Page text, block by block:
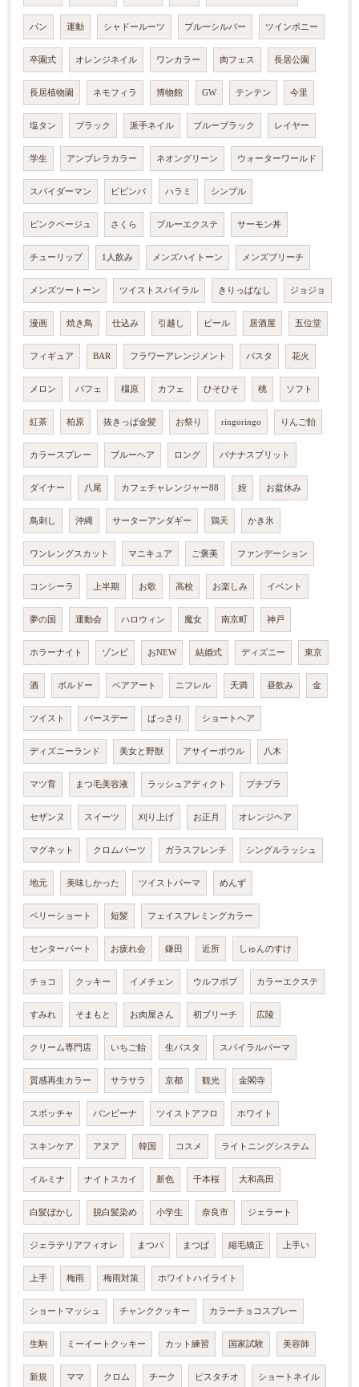
パン 運動 シャドールーツ ブルーシルバー ツインポニー
卒園式 オレンジネイル ワンカラー 肉フェス 長居公園
長居植物園 ネモフィラ 博物館 GW テンテン 今里
塩タン ブラック 派手ネイル ブルーブラック レイヤー
学生 アンブレラカラー ネオングリーン ウォーターワールド
スパイダーマン ビビンバ ハラミ シンプル
ピンクベージュ さくら ブルーエクステ サーモン丼
チューリップ 1人飲み メンズハイトーン メンズブリーチ
メンズツートーン ツイストスパイラル きりっぱなし ジョジョ
漫画 焼き鳥 仕込み 引越し ビール 居酒屋 五位堂
フィギュア BAR フラワーアレンジメント パスタ 花火
メロン パフェ 橿原 カフェ ひそひそ 桃 ソフト
紅茶 柏原 抜きっぱ金髪 お祭り ringoringo りんご飴
カラースプレー ブルーヘア ロング バナナスプリット
ダイナー 八尾 カフェチャレンジャー88 姪 お盆休み
鳥刺し 沖縄 サーターアンダギー 鶏天 かき氷
ワンレングスカット マニキュア ご褒美 ファンデーション
コンシーラ 上半期 お歌 高校 お楽しみ イベント
夢の国 運動会 ハロウィン 魔女 南京町 神戸
ホラーナイト ゾンビ おNEW 結婚式 ディズニー 東京
酒 ボルドー ベアアート ニフレル 天満 昼飲み 金
ツイスト バースデー ばっさり ショートヘア
ディズニーランド 美女と野獣 アサイーボウル 八木
マツ育 まつ毛美容液 ラッシュアディクト プチプラ
セザンヌ スイーツ 刈り上げ お正月 オレンジヘア
マグネット クロムパーツ ガラスフレンチ シングルラッシュ
地元 美味しかった ツイストパーマ めんず
ベリーショート 短髪 フェイスフレミングカラー
センターパート お疲れ会 鎌田 近所 しゅんのすけ
チョコ クッキー イメチェン ウルフボブ カラーエクステ
すみれ そまもと お肉屋さん 初ブリーチ 広陵
クリーム専門店 いちご飴 生パスタ スパイラルパーマ
質感再生カラー サラサラ 京都 観光 金閣寺
スポッチャ バンビーナ ツイストアフロ ホワイト
スキンケア アヌア 韓国 コスメ ライトニングシステム
イルミナ ナイトスカイ 新色 千本桜 大和高田
白髪ぼかし 脱白髪染め 小学生 奈良市 ジェラート
ジェラテリアフィオレ まつパ まつぱ 縮毛矯正 上手い
上手 梅雨 梅雨対策 ホワイトハイライト
ショートマッシュ チャンククッキー カラーチョコスプレー
生駒 ミーイートクッキー カット練習 国家試験 美容師
新規 ママ クロム チーク ピスタチオ ショートネイル